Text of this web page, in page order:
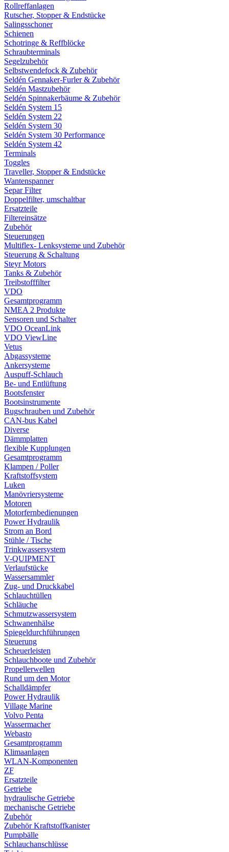
Rollreffanlagen
Rutscher, Stopper & Endstücke
Salingsschoner
Schienen
Schotringe & Reffblöcke
Schraubterminals
Segelzubehör
Selbstwendefock & Zubehör
Seldén Gennaker-Furler & Zubehör
Seldén Mastzubehör
Seldén Spinnakerbäume & Zubehör
Seldén System 15
Seldén System 22
Seldén System 30
Seldén System 30 Performance
Seldén System 42
Terminals
Toggles
Traveller, Stopper & Endstücke
Wantenspanner
Separ Filter
Doppelfilter, umschaltbar
Ersatzteile
Filtereinsätze
Zubehör
Steuerungen
Multiflex- Lenksysteme und Zubehör
Steuerung & Schaltung
Steyr Motors
Tanks & Zubehör
Treibstofffilter
VDO
Gesamtprogramm
NMEA 2 Produkte
Sensoren und Schalter
VDO OceanLink
VDO ViewLine
Vetus
Abgassysteme
Ankersysteme
Auspuff-Schlauch
Be- und Entlüftung
Bootsfenster
Bootsinstrumente
Bugschrauben und Zubehör
CAN-bus Kabel
Diverse
Dämmplatten
flexible Kupplungen
Gesamtprogramm
Klampen / Poller
Kraftstoffsystem
Luken
Manövriersysteme
Motoren
Motorfernbedienungen
Power Hydraulik
Strom an Bord
Stühle / Tische
Trinkwassersystem
V-QUIPMENT
Verlaufstücke
Wassersammler
Zug- und Druckkabel
Schlauchtüllen
Schläuche
Schmutzwassersystem
Schwanenhälse
Spiegeldurchführungen
Steuerung
Scheuerleisten
Schlauchboote und Zubehör
Propellerwellen
Rund um den Motor
Schalldämpfer
Power Hydraulik
Village Marine
Volvo Penta
Wassermacher
Webasto
Gesamtprogramm
Klimaanlagen
WLAN-Komponenten
ZF
Ersatzteile
Getriebe
hydraulische Getriebe
mechanische Getriebe
Zubehör
Zubehör Kraftstoffkanister
Pumpbälle
Schlauchanschlüsse